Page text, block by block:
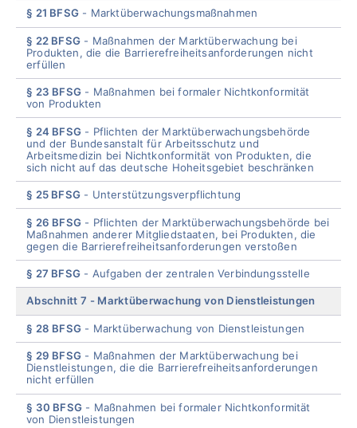
§ 21 BFSG Marktüberwachungsmaßnahmen
§ 22 BFSG
Maßnahmen der Marktüberwachung bei
Produkten, die die Barrierefreiheitsanforderungen nicht
erfüllen
§ 23 BFSG
Maßnahmen bei formaler Nichtkonformität
von Produkten
§ 24 BFSG
Pflichten der Marktüberwachungsbehörde
und der Bundesanstalt für Arbeitsschutz und
Arbeitsmedizin bei Nichtkonformität von Produkten, die
sich nicht auf das deutsche Hoheitsgebiet beschränken
§ 25 BFSG Unterstützungsverpflichtung
§ 26 BFSG
Pflichten der Marktüberwachungsbehörde bei
Maßnahmen anderer Mitgliedstaaten, bei Produkten, die
gegen die Barrierefreiheitsanforderungen verstoßen
§ 27 BFSG Aufgaben der zentralen Verbindungsstelle
Abschnitt 7 Marktüberwachung von Dienstleistungen
§ 28 BFSG Marktüberwachung von Dienstleistungen
§ 29 BFSG
Maßnahmen der Marktüberwachung bei
Dienstleistungen, die die Barrierefreiheitsanforderungen
nicht erfüllen
§ 30 BFSG
Maßnahmen bei formaler Nichtkonformität
von Dienstleistungen